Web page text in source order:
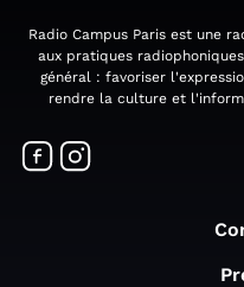
Radio Campus Paris est une
aux pratiques
général : favoriser
rendre la culture et